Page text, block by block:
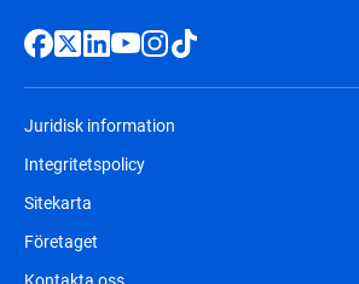
Juridisk information
Integritetspolicy
Sitekarta
Företaget